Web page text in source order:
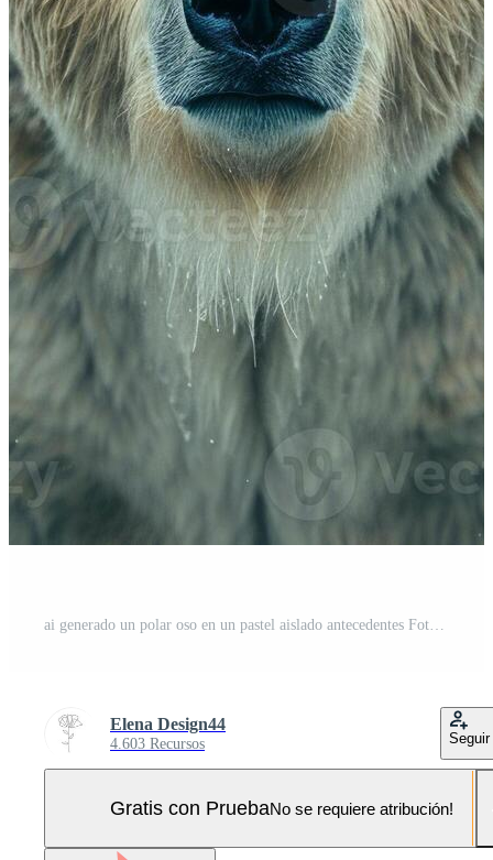
ai generado un polar oso en un pastel aislado antecedentes Foto Pro
Elena Design44
4.603 Recursos Seguir
Gratis con PruebaNo se requiere atribución!